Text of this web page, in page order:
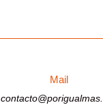
Mail